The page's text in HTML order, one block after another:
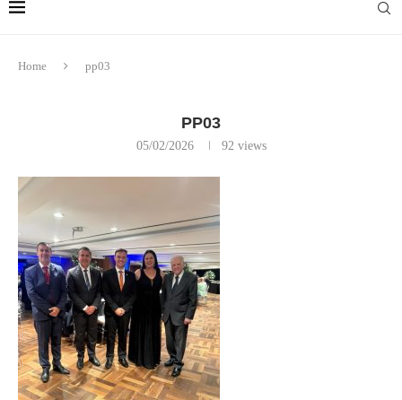
Home pp03
PP03
05/02/2026 92views